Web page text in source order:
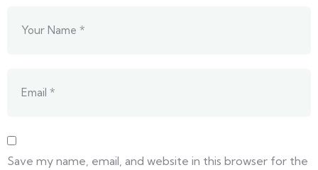
Save my name, email, and website in this browser for the